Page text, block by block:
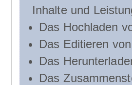
Inhalte und
Das Hochladen
Das Editieren
Das
Das